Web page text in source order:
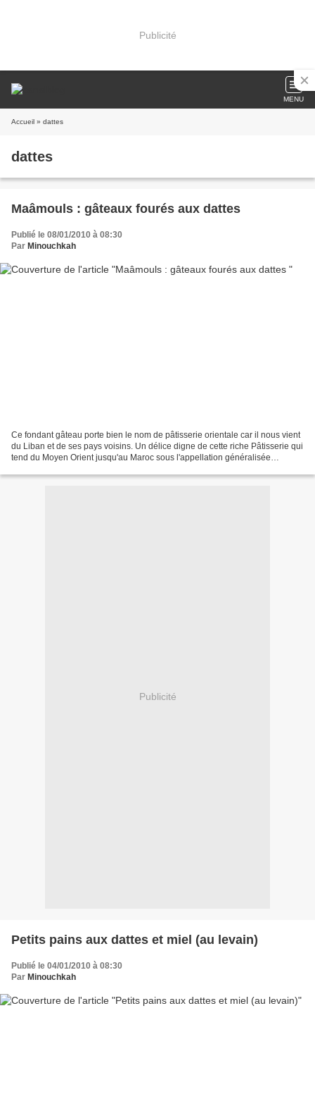
Publicité
MENU
Accueil » dattes
dattes
Maâmouls : gâteaux fourés aux dattes
Publié le 08/01/2010 à 08:30
Par Minouchkah
Ce fondant gâteau porte bien le nom de pâtisserie orientale car il nous vient
du Liban et de ses pays voisins. Un délice digne de cette riche Pâtisserie qui
tend du Moyen Orient jusqu'au Maroc sous l'appellation généralisée
Publicité
Petits pains aux dattes et miel (au levain)
Publié le 04/01/2010 à 08:30
Par Minouchkah